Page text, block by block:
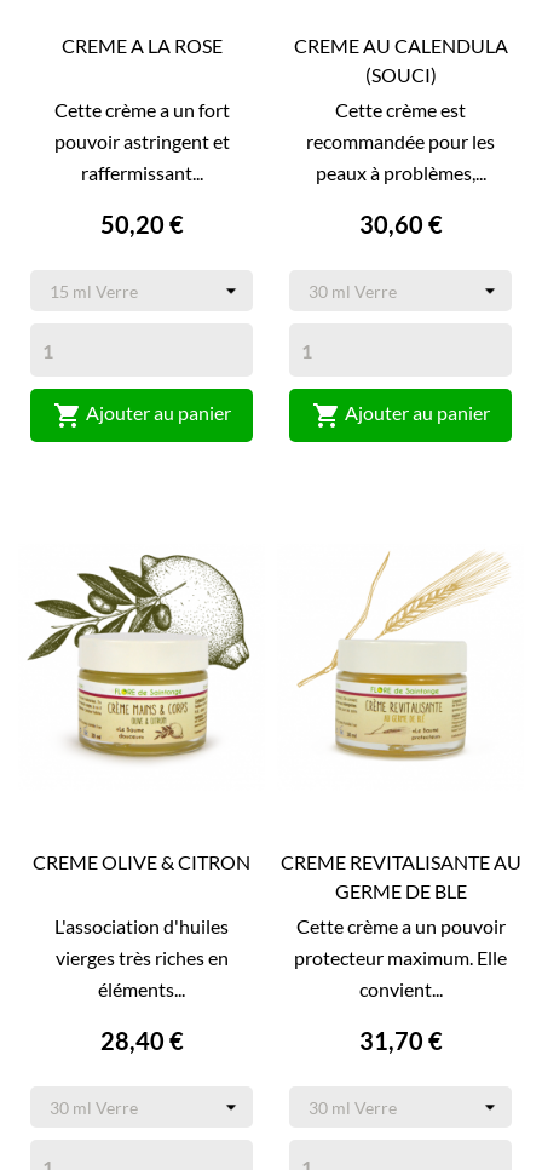
CREME A LA ROSE
Cette crème a un fort
pouvoir astringent et
raffermissant...
50,20 €
 Ajouter au panier
CREME AU CALENDULA
(SOUCI)
Cette crème est
recommandée pour les
peaux à problèmes,...
30,60 €
 Ajouter au panier
CREME OLIVE & CITRON
L'association d'huiles
vierges très riches en
éléments...
28,40 €
CREME REVITALISANTE AU
GERME DE BLE
Cette crème a un pouvoir
protecteur maximum. Elle
convient...
31,70 €